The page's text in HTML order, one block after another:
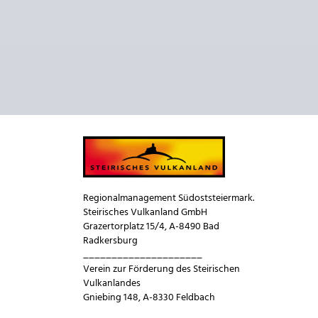
Regionalmanagement Südoststeiermark.
Steirisches Vulkanland GmbH
Grazertorplatz 15/4, A-8490 Bad
Radkersburg
_____________________
Verein zur Förderung des Steirischen
Vulkanlandes
Gniebing 148, A-8330 Feldbach